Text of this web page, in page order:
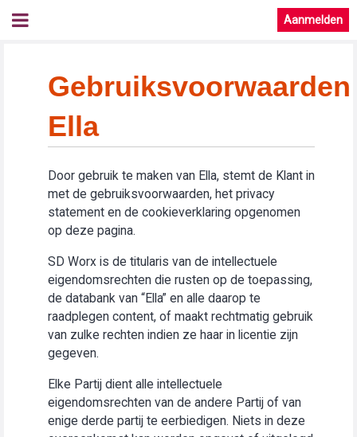
Aanmelden
Gebruiksvoorwaarden
Ella
Door gebruik te maken van Ella, stemt de Klant in
met de gebruiksvoorwaarden, het privacy
statement en de cookieverklaring opgenomen
op deze pagina.
SD Worx is de titularis van de intellectuele
eigendomsrechten die rusten op de toepassing,
de databank van “Ella” en alle daarop te
raadplegen content, of maakt rechtmatig gebruik
van zulke rechten indien ze haar in licentie zijn
gegeven.
Elke Partij dient alle intellectuele
eigendomsrechten van de andere Partij of van
enige derde partij te eerbiedigen. Niets in deze